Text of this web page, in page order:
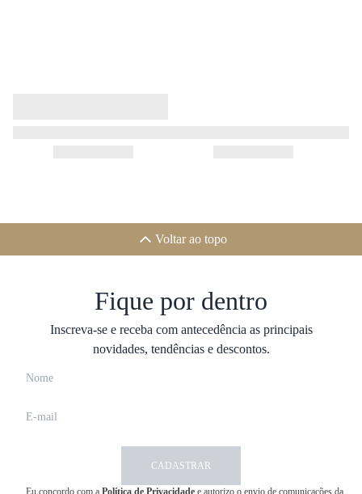
Voltar ao topo
Fique por dentro
Inscreva-se e receba com antecedência as principais
novidades, tendências e descontos.
CADASTRAR
Eu concordo com a Política de Privacidade e autorizo o envio de comunicações da